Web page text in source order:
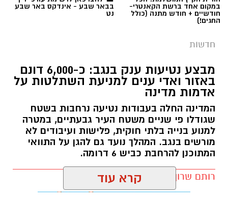
אדמות מדינה
שגודלו פי שניים משטח העיר גבעתיים, במטרה
למנוע בנייה בלתי חוקית, פלישות ועיבודים לא
מורשים בנגב. המהלך נועד גם להגן על התוואי
המתוכנן להרחבת כביש 6 דרומה.
רותם שרון / 11:32 08.08.26 קרא עוד
אולי יעניין אותך גם